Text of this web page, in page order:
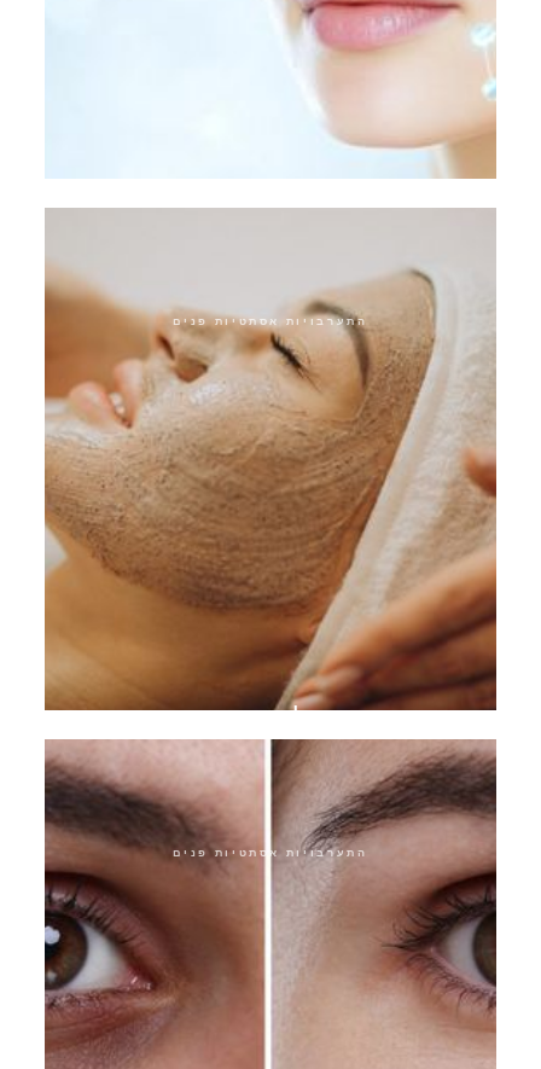
ארוחת צהריים אקספרס
התערבויות אסתטיות פנים
פילינג כימי
התערבויות אסתטיות פנים